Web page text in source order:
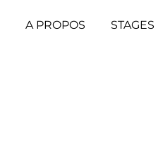
A PROPOS STAGES